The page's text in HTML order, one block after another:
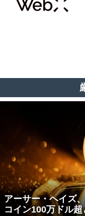
アーサー・ヘイズ
コイン100万ドル超